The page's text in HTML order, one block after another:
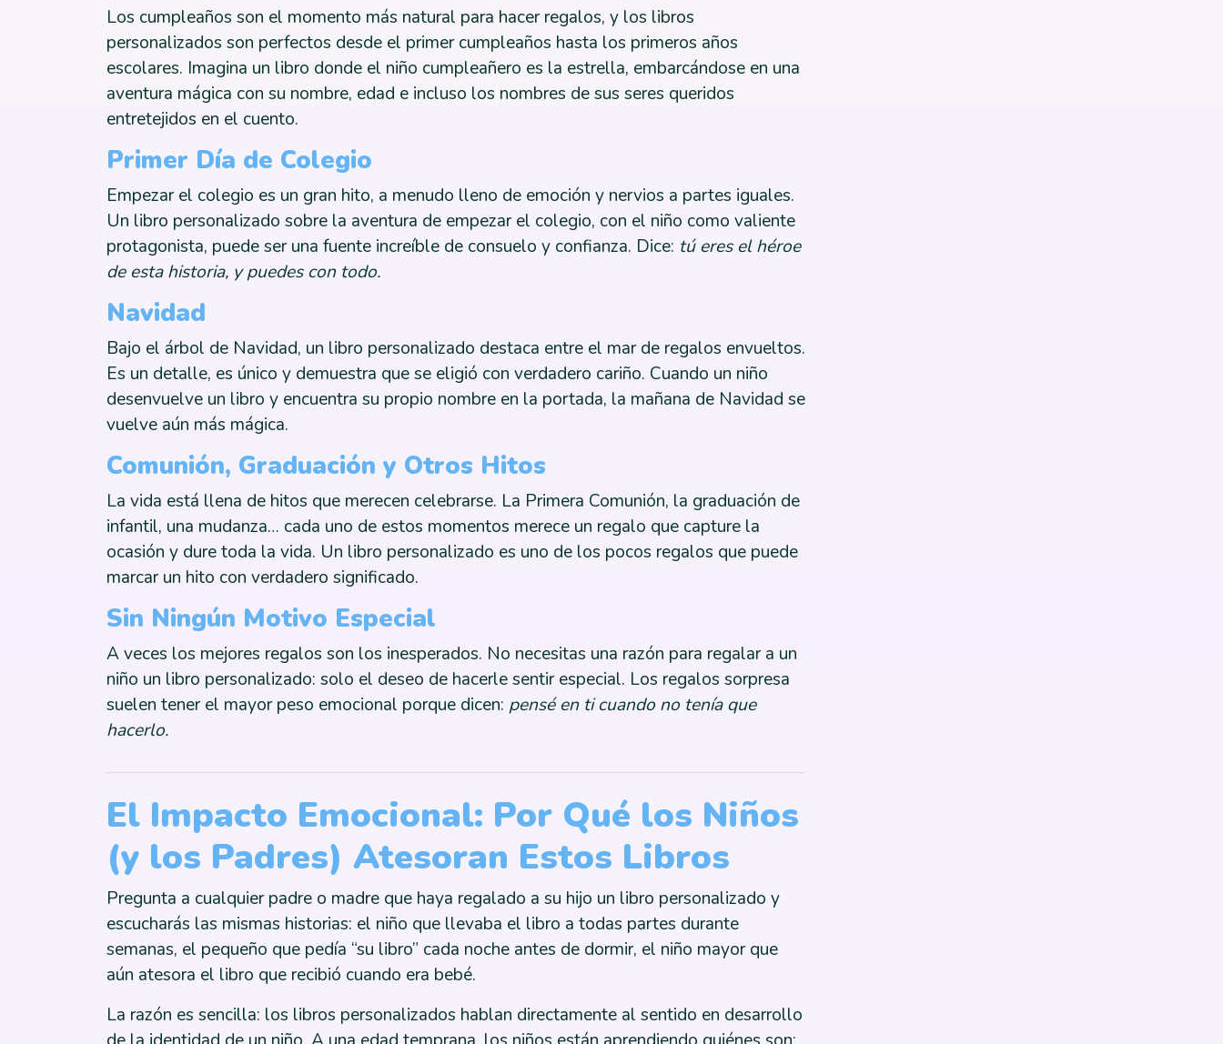
Los cumpleaños son el momento más natural para hacer regalos, y los libros
personalizados son perfectos desde el primer cumpleaños hasta los primeros años
escolares. Imagina un libro donde el niño cumpleañero es la estrella, embarcándose en una
aventura mágica con su nombre, edad e incluso los nombres de sus seres queridos
entretejidos en el cuento.
Primer Día de Colegio
Empezar el colegio es un gran hito, a menudo lleno de emoción y nervios a partes iguales.
Un libro personalizado sobre la aventura de empezar el colegio, con el niño como valiente
protagonista, puede ser una fuente increíble de consuelo y confianza. Dice: tú eres el héroe
de esta historia, y puedes con todo.
Navidad
Bajo el árbol de Navidad, un libro personalizado destaca entre el mar de regalos envueltos.
Es un detalle, es único y demuestra que se eligió con verdadero cariño. Cuando un niño
desenvuelve un libro y encuentra su propio nombre en la portada, la mañana de Navidad se
vuelve aún más mágica.
Comunión, Graduación y Otros Hitos
La vida está llena de hitos que merecen celebrarse. La Primera Comunión, la graduación de
infantil, una mudanza… cada uno de estos momentos merece un regalo que capture la
ocasión y dure toda la vida. Un libro personalizado es uno de los pocos regalos que puede
marcar un hito con verdadero significado.
Sin Ningún Motivo Especial
A veces los mejores regalos son los inesperados. No necesitas una razón para regalar a un
niño un libro personalizado: solo el deseo de hacerle sentir especial. Los regalos sorpresa
suelen tener el mayor peso emocional porque dicen: pensé en ti cuando no tenía que
hacerlo.
El Impacto Emocional: Por Qué los Niños
(y los Padres) Atesoran Estos Libros
Pregunta a cualquier padre o madre que haya regalado a su hijo un libro personalizado y
escucharás las mismas historias: el niño que llevaba el libro a todas partes durante
semanas, el pequeño que pedía “su libro” cada noche antes de dormir, el niño mayor que
aún atesora el libro que recibió cuando era bebé.
La razón es sencilla: los libros personalizados hablan directamente al sentido en desarrollo